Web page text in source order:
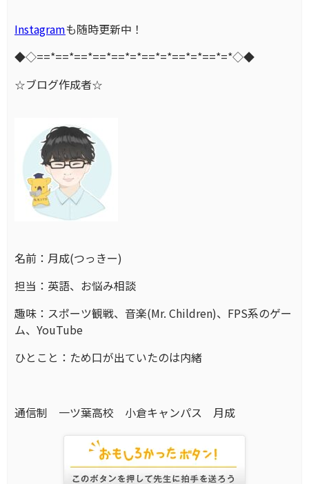
Instagramも随時更新中！
◆◇==*==*==*==*==*=*==*=*==*=*==*=*◇◆
☆ブログ作成者☆
名前：月成(つっきー)
担当：英語、お悩み相談
趣味：スポーツ観戦、音楽(Mr. Children)、FPS系のゲー
ム、YouTube
ひとこと：ため口が出ていたのは内緒
通信制 一ツ葉高校 小倉キャンパス 月成